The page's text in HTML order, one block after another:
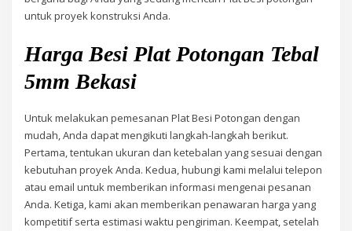
untuk proyek konstruksi Anda.
Harga Besi Plat Potongan Tebal
5mm Bekasi
Untuk melakukan pemesanan Plat Besi Potongan dengan
mudah, Anda dapat mengikuti langkah-langkah berikut.
Pertama, tentukan ukuran dan ketebalan yang sesuai dengan
kebutuhan proyek Anda. Kedua, hubungi kami melalui telepon
atau email untuk memberikan informasi mengenai pesanan
Anda. Ketiga, kami akan memberikan penawaran harga yang
kompetitif serta estimasi waktu pengiriman. Keempat, setelah